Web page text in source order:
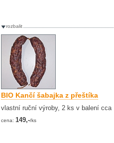
rozbalit
BIO Kančí šabajka z přeštíka
vlastní ruční výroby, 2 ks v balení cca
cena: 149,-/ks